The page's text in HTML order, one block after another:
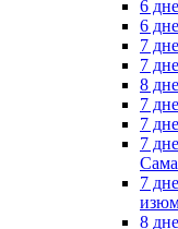
6
6
7
7
8
7
7
7
7
8